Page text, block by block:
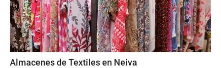
Almacenes de Textiles en Neiva